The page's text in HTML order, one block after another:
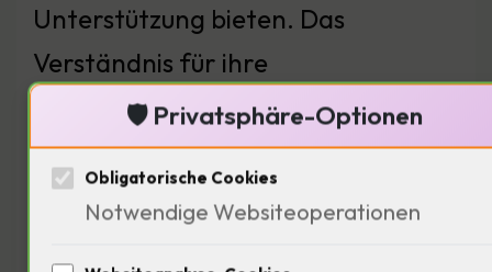
Unterstützung bieten. Das
Verständnis für ihre
psychologischen Bedürfnisse ist
entscheidend — Wie können wir
diefür diese Themen sensibilisieren?
🛡️ Privatsphäre-Optionen
Obligatorische Cookies
Notwendige Websiteoperationen